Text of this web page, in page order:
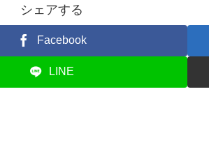
シェアする
Facebook
LINE